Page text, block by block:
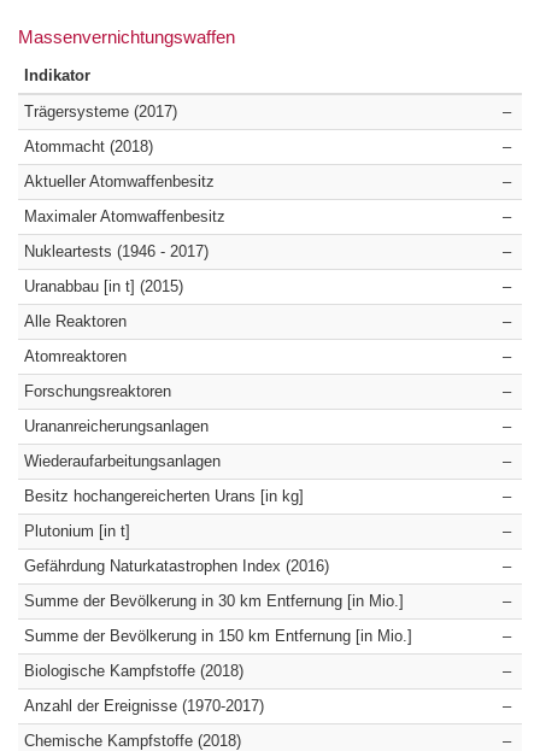
Massenvernichtungswaffen
Indikator
Trägersysteme (2017)
–
Atommacht (2018)
–
Aktueller Atomwaffenbesitz
–
Maximaler Atomwaffenbesitz
–
Nukleartests (1946 - 2017)
–
Uranabbau [in t] (2015)
–
Alle Reaktoren
–
Atomreaktoren
–
Forschungsreaktoren
–
Urananreicherungsanlagen
–
Wiederaufarbeitungsanlagen
–
Besitz hochangereicherten Urans [in kg]
–
Plutonium [in t]
–
Gefährdung Naturkatastrophen Index (2016)
–
Summe der Bevölkerung in 30 km Entfernung [in Mio.]
–
Summe der Bevölkerung in 150 km Entfernung [in Mio.]
–
Biologische Kampfstoffe (2018)
–
Anzahl der Ereignisse (1970-2017)
–
Chemische Kampfstoffe (2018)
–